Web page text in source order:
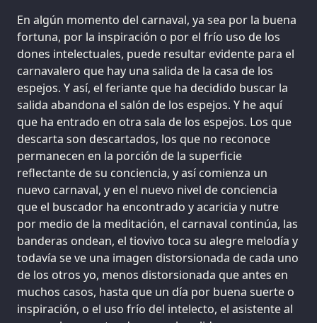
En algún momento del carnaval, ya sea por la buena
fortuna, por la inspiración o por el frío uso de los
dones intelectuales, puede resultar evidente para el
carnavalero que hay una salida de la casa de los
espejos. Y así, el feriante que ha decidido buscar la
salida abandona el salón de los espejos. Y he aquí
que ha entrado en otra sala de los espejos. Los que
descarta son descartados, los que no reconoce
permanecen en la porción de la superficie
reflectante de su conciencia, y así comienza un
nuevo carnaval, y en el nuevo nivel de conciencia
que el buscador ha encontrado y acaricia y nutre
por medio de la meditación, el carnaval continúa, las
banderas ondean, el tiovivo toca su alegre melodía y
todavía se ve una imagen distorsionada de cada uno
de los otros yo, menos distorsionada que antes en
muchos casos, hasta que un día por buena suerte o
inspiración, o el uso frío del intelecto, el asistente al